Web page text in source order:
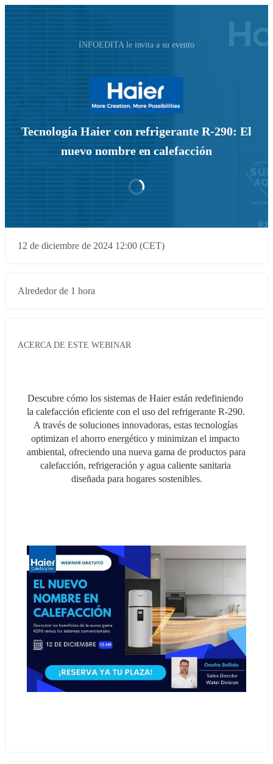
INFOEDITA le invita a su evento
Tecnología Haier con refrigerante R-290: El
nuevo nombre en calefacción
12 de diciembre de 2024 12:00 (CET)
Alrededor de 1 hora
ACERCA DE ESTE WEBINAR
Descubre cómo los sistemas de Haier están redefiniendo
la calefacción eficiente con el uso del refrigerante R-290.
A través de soluciones innovadoras, estas tecnologías
optimizan el ahorro energético y minimizan el impacto
ambiental, ofreciendo una nueva gama de productos para
calefacción, refrigeración y agua caliente sanitaria
diseñada para hogares sostenibles.